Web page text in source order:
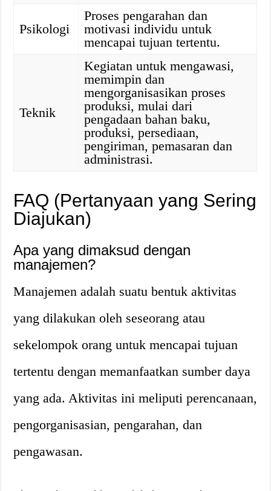
Psikologi
Proses pengarahan dan
motivasi individu untuk
mencapai tujuan tertentu.
Teknik
Kegiatan untuk mengawasi,
memimpin dan
mengorganisasikan proses
produksi, mulai dari
pengadaan bahan baku,
produksi, persediaan,
pengiriman, pemasaran dan
administrasi.
FAQ (Pertanyaan yang Sering
Diajukan)
Apa yang dimaksud dengan
manajemen?
Manajemen adalah suatu bentuk aktivitas
yang dilakukan oleh seseorang atau
sekelompok orang untuk mencapai tujuan
tertentu dengan memanfaatkan sumber daya
yang ada. Aktivitas ini meliputi perencanaan,
pengorganisasian, pengarahan, dan
pengawasan.